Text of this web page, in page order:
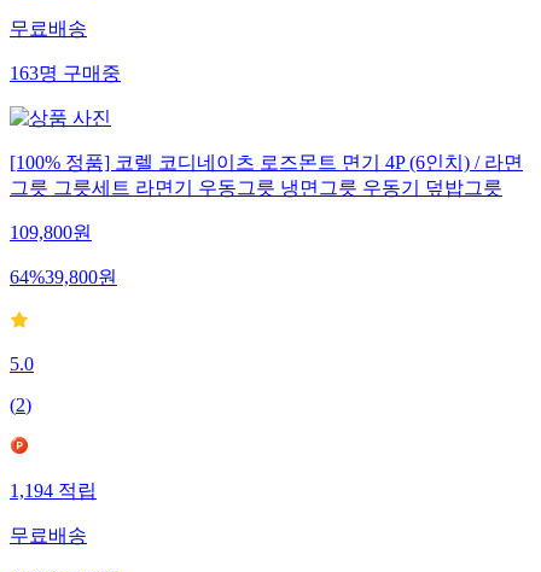
무료배송
163명구매중
[100% 정품] 코렐 코디네이츠 로즈몬트 면기 4P (6인치) / 라면
그릇 그릇세트 라면기 우동그릇 냉면그릇 우동기 덮밥그릇
109,800원
64%39,800원
5.0
(2)
1,194적립
무료배송